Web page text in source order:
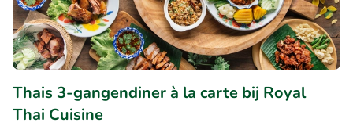
Thais 3-gangendiner à la carte bij Royal
Thai Cuisine